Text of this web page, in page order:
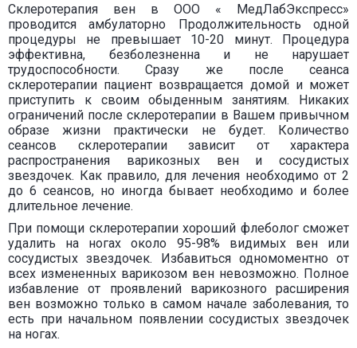
Склеротерапия вен в ООО « МедЛабЭкспресс»
проводится амбулаторно Продолжительность одной
процедуры не превышает 10-20 минут. Процедура
эффективна, безболезненна и не нарушает
трудоспособности. Сразу же после сеанса
склеротерапии пациент возвращается домой и может
приступить к своим обыденным занятиям. Никаких
ограничений после склеротерапии в Вашем привычном
образе жизни практически не будет. Количество
сеансов склеротерапии зависит от характера
распространения варикозных вен и сосудистых
звездочек. Как правило, для лечения необходимо от 2
до 6 сеансов, но иногда бывает необходимо и более
длительное лечение.
При помощи склеротерапии хороший флеболог сможет
удалить на ногах около 95-98% видимых вен или
сосудистых звездочек. Избавиться одномоментно от
всех измененных варикозом вен невозможно. Полное
избавление от проявлений варикозного расширения
вен возможно только в самом начале заболевания, то
есть при начальном появлении сосудистых звездочек
на ногах.